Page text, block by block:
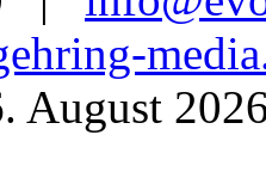
August